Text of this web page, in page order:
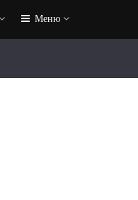
Меню